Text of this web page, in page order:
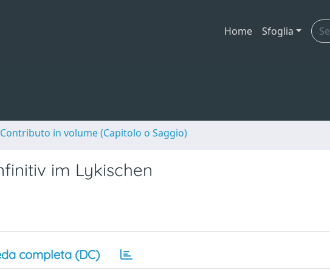
Home Sfoglia
in volume (Capitolo o Saggio)
im Lykischen
completa (DC)